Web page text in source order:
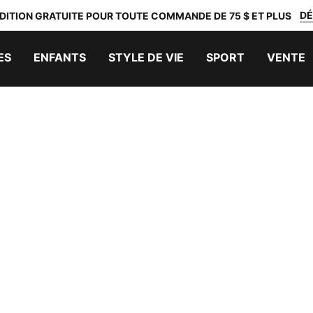
GRATUITE POUR TOUTE COMMANDE DE 75 $ ET PLUS
ENFANTS STYLE DE VIE SPORT VENTE